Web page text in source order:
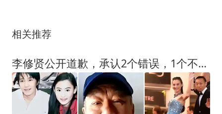
相关推荐
李修贤公开道歉，承认2个错误，1个不争事实，原来张柏芝没撒谎